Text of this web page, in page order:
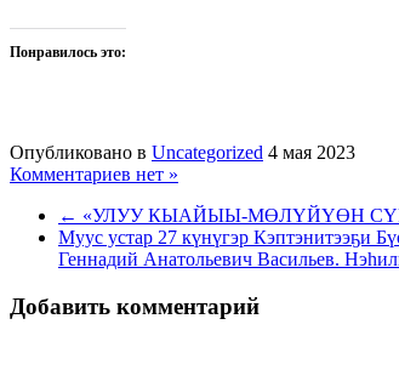
Понравилось это:
Опубликовано в Uncategorized 4 мая 2023
Комментариев нет »
← «УЛУУ КЫАЙЫЫ-МӨЛҮЙҮӨН
Муус устар 27 күнүгэр Кэптэнитээҕи
Геннадий Анатольевич Васильев.
Добавить комментарий